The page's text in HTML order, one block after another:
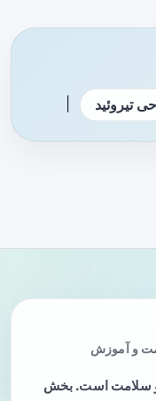
تیروئید
و آموزش
و سلامت است. بخش